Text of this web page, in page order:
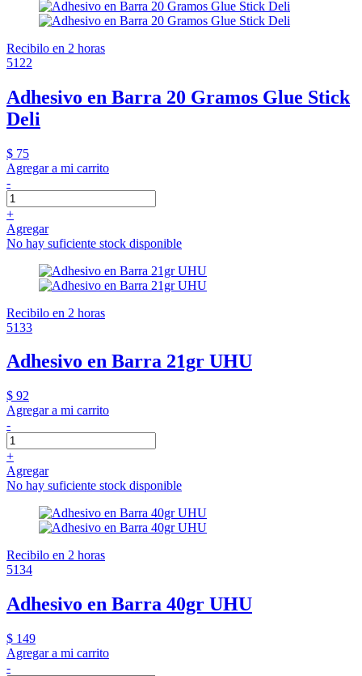
Recibilo en 2 horas
5122
Adhesivo en Barra 20 Gramos Glue Stick
Deli
$ 75
Agregar a mi carrito
-
+
Agregar
No hay suficiente stock disponible
Recibilo en 2 horas
5133
Adhesivo en Barra 21gr UHU
$ 92
Agregar a mi carrito
-
+
Agregar
No hay suficiente stock disponible
Recibilo en 2 horas
5134
Adhesivo en Barra 40gr UHU
$ 149
Agregar a mi carrito
-